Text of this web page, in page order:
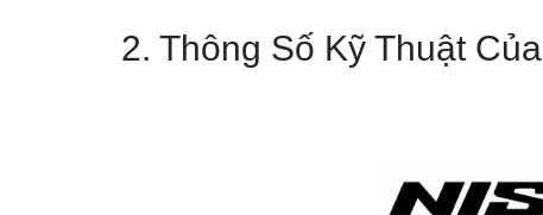
2. Thông Số Kỹ Thuật Của